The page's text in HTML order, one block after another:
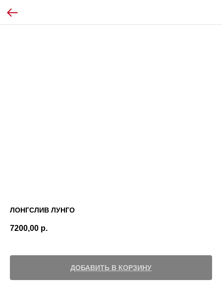
ЛОНГСЛИВ ЛУНГО
7200,00 р.
ДОБАВИТЬ В КОРЗИНУ